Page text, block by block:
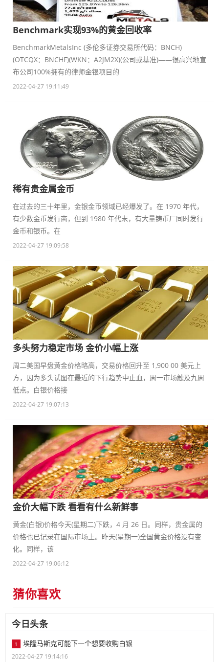
Benchmark实现93%的黄金回收率
BenchmarkMetalsInc (多伦多证券交易所代码：BNCH)
(OTCQX：BNCHF)(WKN：A2JM2X)(公司或基准)——很高兴地宣
布公司100%拥有的律师金银项目的
2022-04-27 19:11:49
稀有贵金属金币
在过去的三十年里，金银金币领域已经爆发了。在 1970 年代，
有少数金币发行商，但到 1980 年代末，有大量铸币厂同时发行
金币和银币。在
2022-04-27 19:09:58
多头努力稳定市场 金价小幅上涨
周二美国早盘黄金价格略高，交易价格回升至 1,900 00 美元上
方，因为多头试图在最近的下行趋势中止血，周一市场触及九周
低点。白银价格接
2022-04-27 19:07:13
金价大幅下跌 看看有什么新鲜事
黄金(白银)价格今天(星期二)下跌，4 月 26 日。同样，贵金属的
价格也已记录在国际市场上。昨天(星期一)全国黄金价格没有变
化。同样，该
2022-04-27 19:06:12
猜你喜欢
今日头条
1 埃隆马斯克可能下一个想要收购白银
2022-04-27 19:14:16